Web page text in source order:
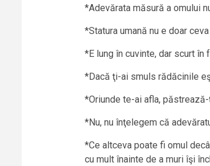
*Adevărata măsură a omului
*Statura umană nu e doar
*E lung în cuvinte, dar scurt în
*Dacă ţi-ai smuls rădăcinile
*Oriunde te-ai afla,
*Nu, nu înţelegem că
*Ce altceva poate fi omul
cu mult înainte de a muri îşi